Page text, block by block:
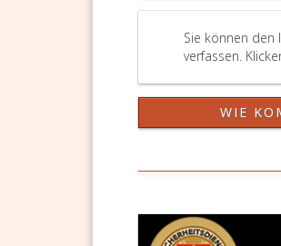
Sie können den
verfassen.
WIE